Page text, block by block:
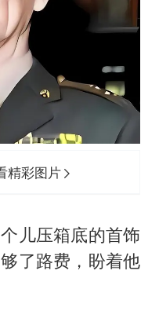
精彩图片
儿压箱底的首饰
了路费，盼着他